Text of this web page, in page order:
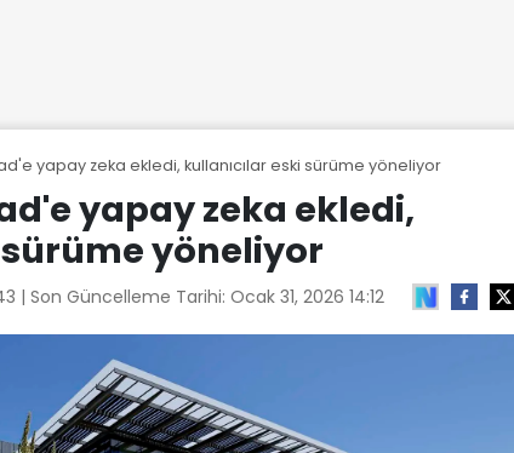
yapay zeka ekledi, kullanıcılar eski sürüme yöneliyor
yapay zeka ekledi,
yöneliyor
| Son Güncelleme Tarihi: Ocak 31, 2026 14:12